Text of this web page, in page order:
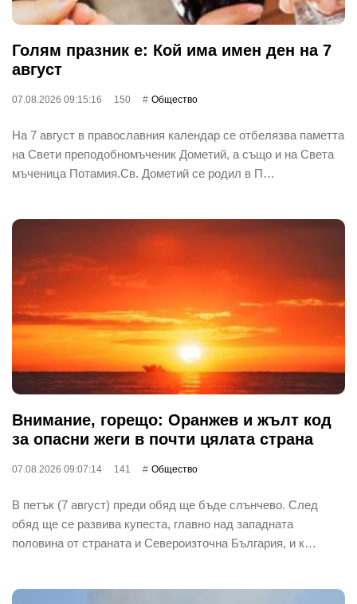
Голям празник е: Кой има имен ден на 7
август
07.08.2026 09:15:16 150 Общество
На 7 август в православния календар се отбелязва паметта
на Свети преподобномъченик Дометий, а също и на Света
мъченица Потамия.Св. Дометий се родил в П…
Внимание, горещо: Оранжев и жълт код
за опасни жеги в почти цялата страна
07.08.2026 09:07:14 141 Общество
В петък (7 август) преди обяд ще бъде слънчево. След
обяд ще се развива купеста, главно над западната
половина от страната и Североизточна България, и к…